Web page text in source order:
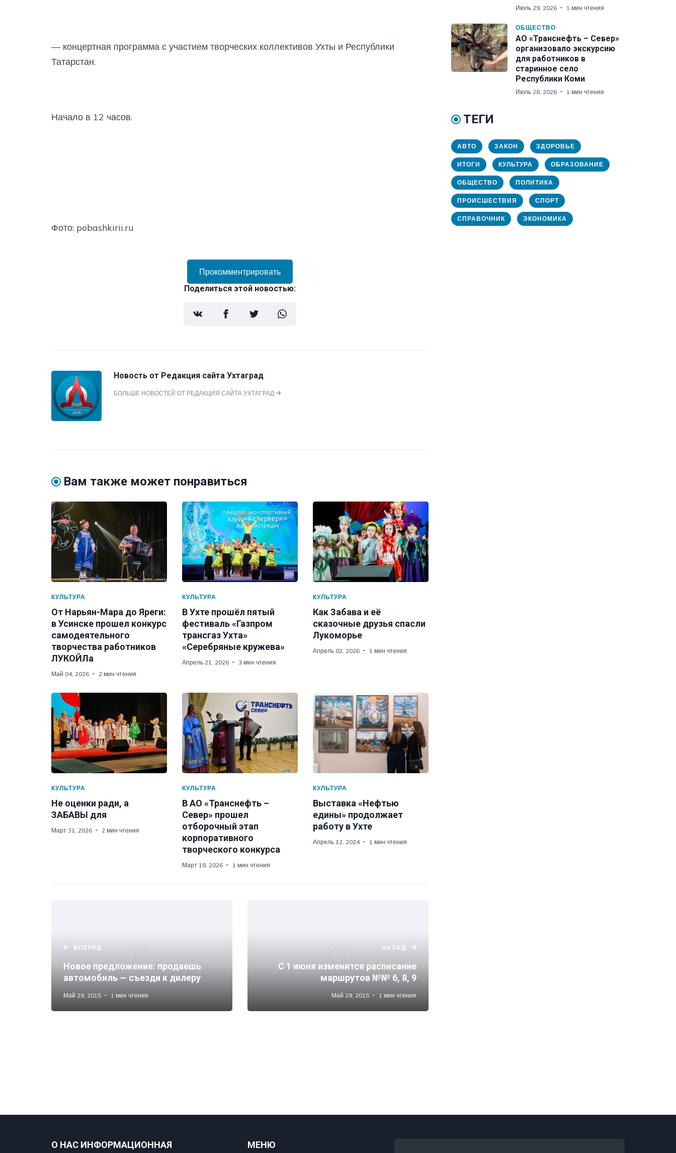
— концертная программа с участием творческих коллективов Ухты и Республики
Татарстан.
Начало в 12 часов.
Фото: pobashkirii.ru
Прокомментрировать
Поделиться этой новостью:
Новость от Редакция сайта Ухтаград
БОЛЬШЕ НОВОСТЕЙ ОТ РЕДАКЦИЯ САЙТА УХТАГРАД
Вам также может понравиться
КУЛЬТУРА
От Нарьян-Мара до Яреги:
в Усинске прошел конкурс
самодеятельного
творчества работников
ЛУКОЙЛа
Май 04, 2026 2 мин чтения
КУЛЬТУРА
В Ухте прошёл пятый
фестиваль «Газпром
трансгаз Ухта»
«Серебряные кружева»
Апрель 21, 2026 3 мин чтения
КУЛЬТУРА
Как Забава и её
сказочные друзья спасли
Лукоморье
Апрель 02, 2026 1 мин чтения
КУЛЬТУРА
Не оценки ради, а
ЗАБАВЫ для
Март 31, 2026 2 мин чтения
КУЛЬТУРА
В АО «Транснефть –
Север» прошел
отборочный этап
корпоративного
творческого конкурса
Март 18, 2026 1 мин чтения
КУЛЬТУРА
Выставка «Нефтью
едины» продолжает
работу в Ухте
Апрель 12, 2024 1 мин чтения
ВПЕРЕД
Новое предложение: продаешь
автомобиль — съезди к дилеру
Май 29, 2015 1 мин чтения
НАЗАД
С 1 июня изменится расписание
маршрутов №№ 6, 8, 9
Май 29, 2015 1 мин чтения
Июль 29, 2026 1 мин чтения
ОБЩЕСТВО
АО «Транснефть – Север»
организовало экскурсию
для работников в
старинное село
Республики Коми
Июль 28, 2026 1 мин чтения
ТЕГИ
АВТО ЗАКОН ЗДОРОВЬЕ
ИТОГИ КУЛЬТУРА ОБРАЗОВАНИЕ
ОБЩЕСТВО ПОЛИТИКА
ПРОИСШЕСТВИЯ СПОРТ
СПРАВОЧНИК ЭКОНОМИКА
О НАС ИНФОРМАЦИОННАЯ
МЕНЮ